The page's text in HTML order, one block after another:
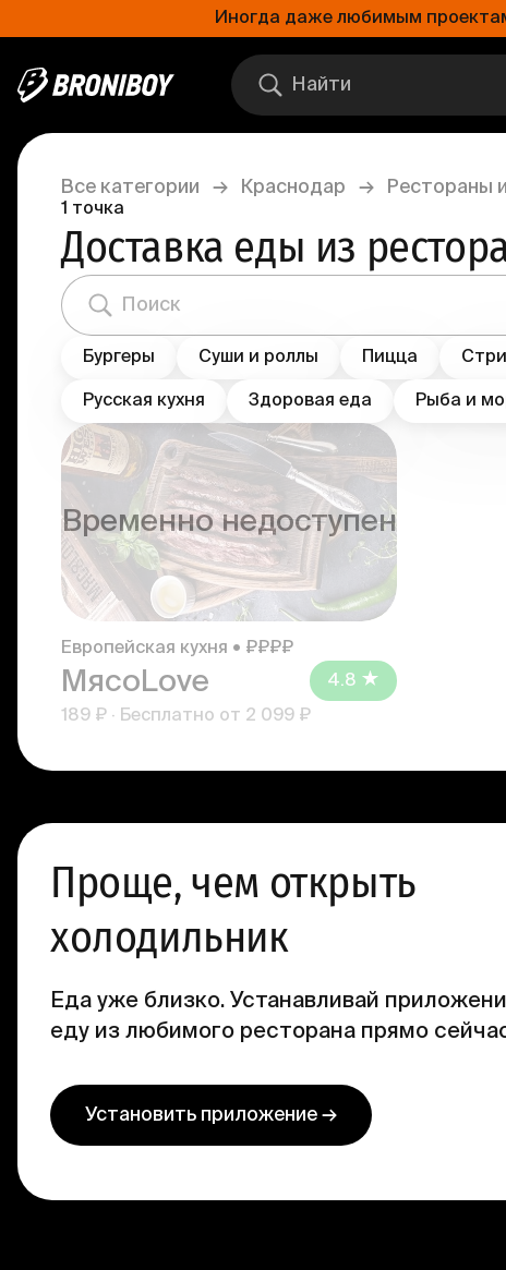
Иногда даже любимым
Все категории → Краснодар → Рестораны
1 точка
Доставка еды из
Бургеры Суши и роллы Пицца
Русская кухня Здоровая еда Рыба и
Временно недоступен
Европейская кухня • ₽₽₽₽
МясоLove
189 ₽ · Бесплатно от 2 099 ₽
4.8
Проще, чем открыть
холодильник
Еда уже близко. Устанавливай
еду из любимого ресторана прямо
Установить приложение →